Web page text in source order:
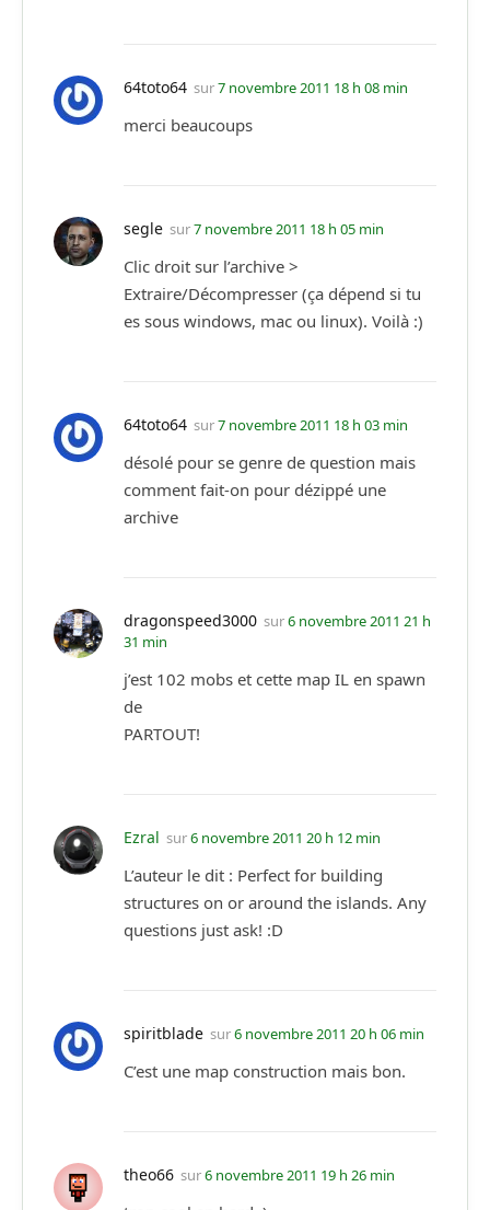
64toto64 sur7 novembre 2011 18 h 08 min
merci beaucoups
segle sur7 novembre 2011 18 h 05 min
Clic droit sur l’archive >
Extraire/Décompresser (ça dépend si tu
es sous windows, mac ou linux). Voilà :)
64toto64 sur7 novembre 2011 18 h 03 min
désolé pour se genre de question mais
comment fait-on pour dézippé une
archive
dragonspeed3000 sur6 novembre 2011 21 h
31 min
j’est 102 mobs et cette map IL en spawn
de
PARTOUT!
Ezral sur6 novembre 2011 20 h 12 min
L’auteur le dit : Perfect for building
structures on or around the islands. Any
questions just ask! :D
spiritblade sur6 novembre 2011 20 h 06 min
C’est une map construction mais bon.
theo66 sur6 novembre 2011 19 h 26 min